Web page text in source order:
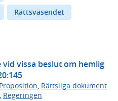
Rättsväsendet
vissa beslut om hemlig
Proposition, Rättsliga dokument
, Regeringen